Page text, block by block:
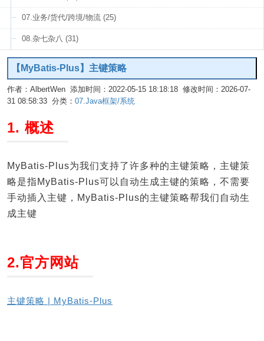
07.业务/货代/跨境/物流 (25)
08.杂七杂八 (31)
【MyBatis-Plus】主键策略
作者：AlbertWen 添加时间：2022-05-15 18:18:18 修改时间：2026-07-
31 08:58:33 分类： 07.Java框架/系统
1. 概述
MyBatis-Plus为我们支持了许多种的主键策略，主键策
略是指MyBatis-Plus可以自动生成主键的策略，不需要
手动插入主键，MyBatis-Plus的主键策略帮我们自动生
成主键
2.官方网站
主键策略 | MyBatis-Plus